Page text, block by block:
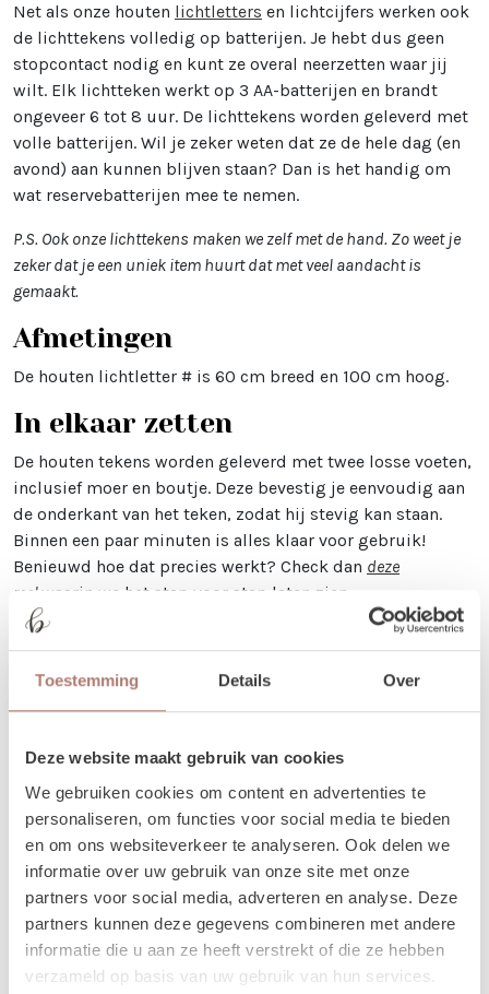
Toestemming Details Over
Deze website maakt gebruik van cookies
We gebruiken cookies om content en advertenties te
personaliseren, om functies voor social media te bieden
en om ons websiteverkeer te analyseren. Ook delen we
informatie over uw gebruik van onze site met onze
partners voor social media, adverteren en analyse. Deze
partners kunnen deze gegevens combineren met andere
informatie die u aan ze heeft verstrekt of die ze hebben
verzameld op basis van uw gebruik van hun services.
Net als onze houten lichtletters en lichtcijfers werken ook
de lichttekens volledig op batterijen. Je hebt dus geen
stopcontact nodig en kunt ze overal neerzetten waar jij
wilt. Elk lichtteken werkt op 3 AA-batterijen en brandt
ongeveer 6 tot 8 uur. De lichttekens worden geleverd met
volle batterijen. Wil je zeker weten dat ze de hele dag (en
avond) aan kunnen blijven staan? Dan is het handig om
wat reservebatterijen mee te nemen.
P.S. Ook onze lichttekens maken we zelf met de hand. Zo weet je
zeker dat je een uniek item huurt dat met veel aandacht is
gemaakt.
Afmetingen
De houten lichtletter # is 60 cm breed en 100 cm hoog.
In elkaar zetten
De houten tekens worden geleverd met twee losse voeten,
inclusief moer en boutje. Deze bevestig je eenvoudig aan
de onderkant van het teken, zodat hij stevig kan staan.
Binnen een paar minuten is alles klaar voor gebruik!
Benieuwd hoe dat precies werkt? Check dan deze
reelwaarin we het stap voor stap laten zien.
Tip: Is de ondergrond niet helemaal vlak of staan de lichttekens
Gebruiksmogelijkheden
De houten lichttekens zijn perfect voor:
Het combineren van namen, zoals MR & MRS
Een speelse toevoeging aan woorden of zinnen
Extra nadruk bij een bar, photobooth of dansvloer
Tips
Combineer lichttekens met onze houten lichtletters en
lichtcijfers voor een speels en persoonlijk geheel. Het &-
teken is perfect tussen initialen, het hartje zorgt voor een